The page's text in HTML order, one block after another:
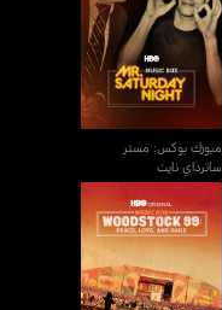
ميوزك بوكس: مستر
ساترداي نايت
ميوزك بوكس: مستر
ساترداي نايت
وودستوك 99: بيس لوف
اند رايدج